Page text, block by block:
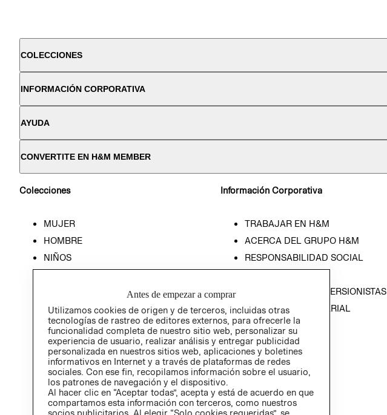
COLECCIONES
INFORMACIÓN CORPORATIVA
AYUDA
CONVERTITE EN H&M MEMBER
Colecciones
MUJER
HOMBRE
NIÑOS
Información Corporativa
TRABAJAR EN H&M
ACERCA DEL GRUPO H&M
RESPONSABILIDAD SOCIAL
RELACIÓN CON INVERSIONISTAS
POLÍTICA EMPRESARIAL
Antes de empezar a comprar
Utilizamos cookies de origen y de terceros, incluidas otras
tecnologías de rastreo de editores externos, para ofrecerle la
funcionalidad completa de nuestro sitio web, personalizar su
experiencia de usuario, realizar análisis y entregar publicidad
personalizada en nuestros sitios web, aplicaciones y boletines
informativos en Internet y a través de plataformas de redes
sociales. Con ese fin, recopilamos información sobre el usuario,
los patrones de navegación y el dispositivo.
Al hacer clic en “Aceptar todas”, acepta y está de acuerdo en que
compartamos esta información con terceros, como nuestros